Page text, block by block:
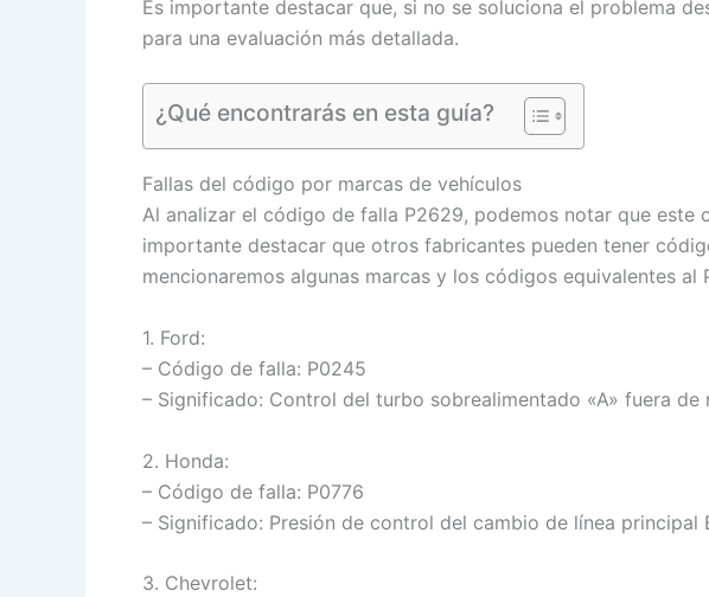
Es importante destacar que, si no se soluciona el problema
para una evaluación más detallada.
¿Qué encontrarás en esta guía?
Fallas del código por marcas de vehículos
Al analizar el código de falla P2629, podemos notar que este
importante destacar que otros fabricantes pueden tener
mencionaremos algunas marcas y los códigos equivalentes al
1. Ford:
– Código de falla: P0245
– Significado: Control del turbo sobrealimentado «A» fuera de
2. Honda:
– Código de falla: P0776
– Significado: Presión de control del cambio de línea principal
3. Chevrolet: